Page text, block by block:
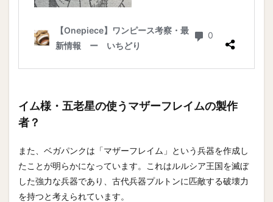
イム様・五老星の使うマザーフレイムの製作
者？
また、ベガパンクは「マザーフレイム」という兵器を作成し
たことが明らかになっています。これはルルシア王国を滅ぼ
した強力な兵器であり、古代兵器プルトンに匹敵する破壊力
を持つと考えられています。